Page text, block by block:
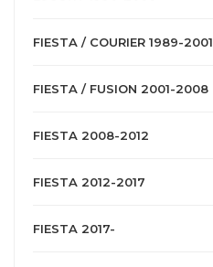
FIESTA / COURIER 1989-2001
FIESTA / FUSION 2001-2008
FIESTA 2008-2012
FIESTA 2012-2017
FIESTA 2017-